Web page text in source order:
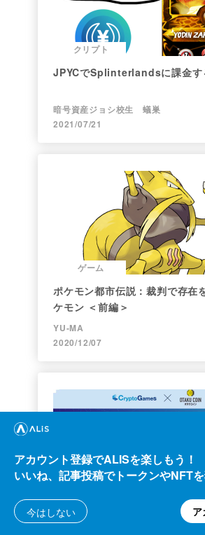
クリプト
JPYCでSplinterlandsに課金す
暗号資産ジョシ校生 蟻巣
2021/07/21
ゲーム
ポケモン都市伝説：裁判で存在
ケモン ＜前編＞
YU-MA
2020/12/07
NFT解体新書・デジタルデータ
売するときのすべて【実証実験
アカウント登録でALISを楽しもう！
いいね、記事投稿でトークンやNFT
今はしない